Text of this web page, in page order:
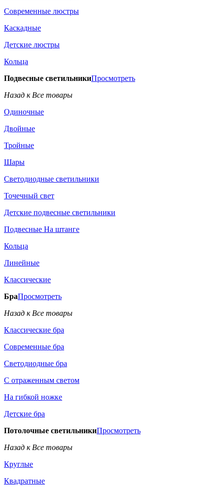
Современные люстры
Каскадные
Детские люстры
Кольца
Подвесные светильникиПросмотреть
Назад к Все товары
Одиночные
Двойные
Тройные
Шары
Светодиодные светильники
Точечный свет
Детские подвесные светильники
Подвесные На штанге
Кольца
Линейные
Классические
БраПросмотреть
Назад к Все товары
Классические бра
Современные бра
Светодиодные бра
С отраженным светом
На гибкой ножке
Детские бра
Потолочные светильникиПросмотреть
Назад к Все товары
Круглые
Квадратные